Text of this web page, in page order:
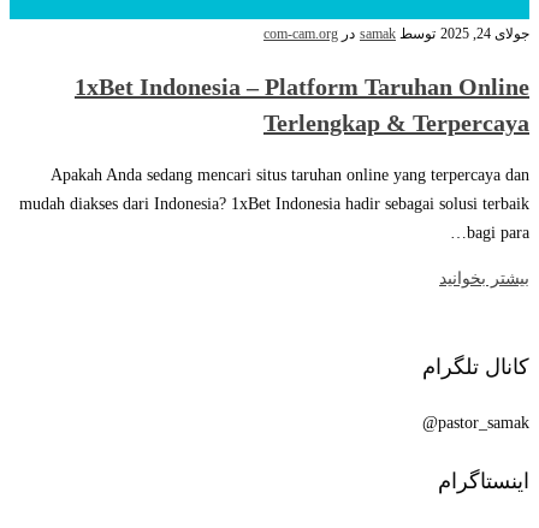
جولای 24, 2025 توسط samak در com-cam.org
1xBet Indonesia – Platform Taruhan Online
Terlengkap & Terpercaya
Apakah Anda sedang mencari situs taruhan online yang terpercaya dan
mudah diakses dari Indonesia? 1xBet Indonesia hadir sebagai solusi terbaik
bagi para…
بیشتر بخوانید
کانال تلگرام
pastor_samak@
اینستاگرام